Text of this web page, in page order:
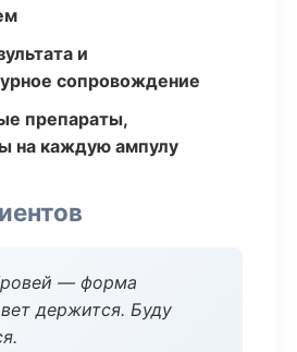
и
сопровождение
препараты,
на каждую ампулу
— форма
держится. Буду